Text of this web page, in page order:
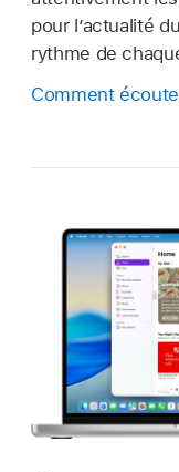
pour l’actualité
rythme de
Comment